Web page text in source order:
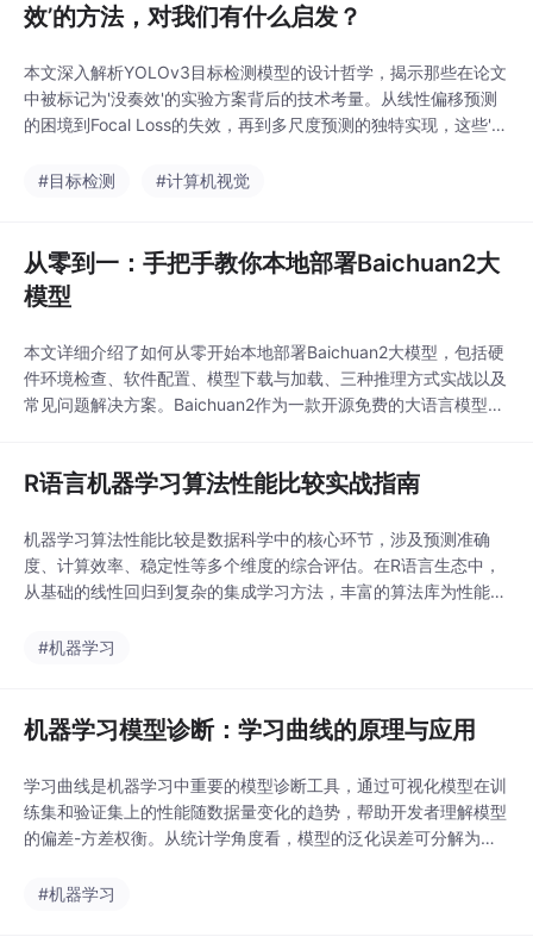
效’的方法，对我们有什么启发？
本文深入解析YOLOv3目标检测模型的设计哲学，揭示那些在论文
中被标记为'没奏效'的实验方案背后的技术考量。从线性偏移预测
的困境到Focal Loss的失效，再到多尺度预测的独特实现，这些'失
OLOv3如何通过逻辑回归预测、动态样本分配等创新方案解决目
#目标检测 #计算机视觉
从零到一：手把手教你本地部署Baichuan2大
模型
本文详细介绍了如何从零开始本地部署Baichuan2大模型，包括硬
件环境检查、软件配置、模型下载与加载、三种推理方式实战以及
常见问题解决方案。Baichuan2作为一款开源免费的大语言模型，
提升工作效率。
R语言机器学习算法性能比较实战指南
机器学习算法性能比较是数据科学中的核心环节，涉及预测准确
度、计算效率、稳定性等多个维度的综合评估。在R语言生态中，
从基础的线性回归到复杂的集成学习方法，丰富的算法库为性能对
性地比较逻辑回归、决策树、随机森林等算法的表现差异，并结合
#机器学习
机器学习模型诊断：学习曲线的原理与应用
学习曲线是机器学习中重要的模型诊断工具，通过可视化模型在训
练集和验证集上的性能随数据量变化的趋势，帮助开发者理解模型
的偏差-方差权衡。从统计学角度看，模型的泛化误差可分解为偏
变化规律。在工程实践中，学习曲线常用于识别过拟合、欠拟合等
#机器学习